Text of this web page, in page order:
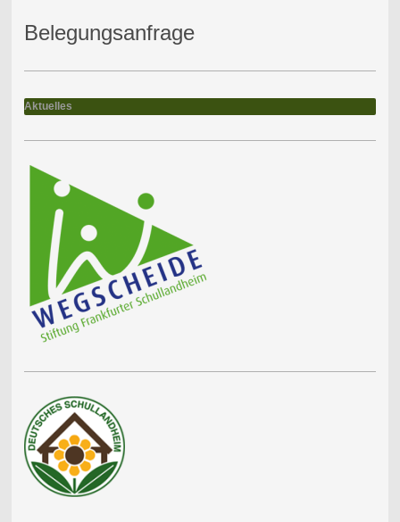
Belegungsanfrage
Aktuelles